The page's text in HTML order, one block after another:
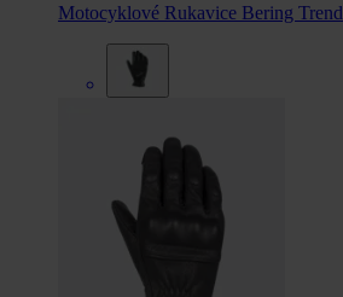
Motocyklové Rukavice Bering Trend